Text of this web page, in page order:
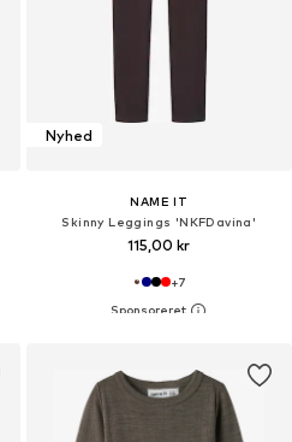
Nyhed
NAME IT
Skinny Leggings 'NKFDavina'
115,00 kr
+7